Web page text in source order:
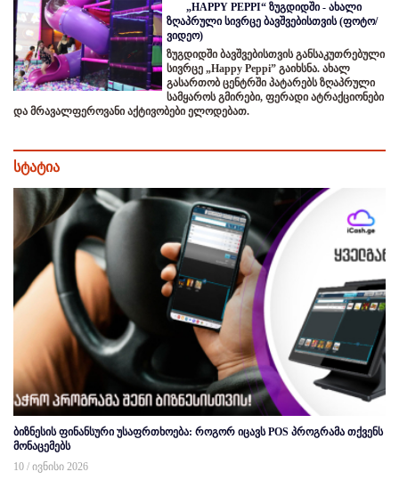
„HAPPY PEPPI“ ზუგდიდში - ახალი
ზღაპრული სივრცე ბავშვებისთვის (ფოტო/
ვიდეო)
ზუგდიდში ბავშვებისთვის განსაკუთრებული
სივრცე „Happy Peppi” გაიხსნა. ახალ
გასართობ ცენტრში პატარებს ზღაპრული
სამყაროს გმირები, ფერადი ატრაქციონები
და მრავალფეროვანი აქტივობები ელოდებათ.
სტატია
ბიზნესის ფინანსური უსაფრთხოება: როგორ იცავს POS პროგრამა თქვენს
მონაცემებს
10 / ივნისი 2026